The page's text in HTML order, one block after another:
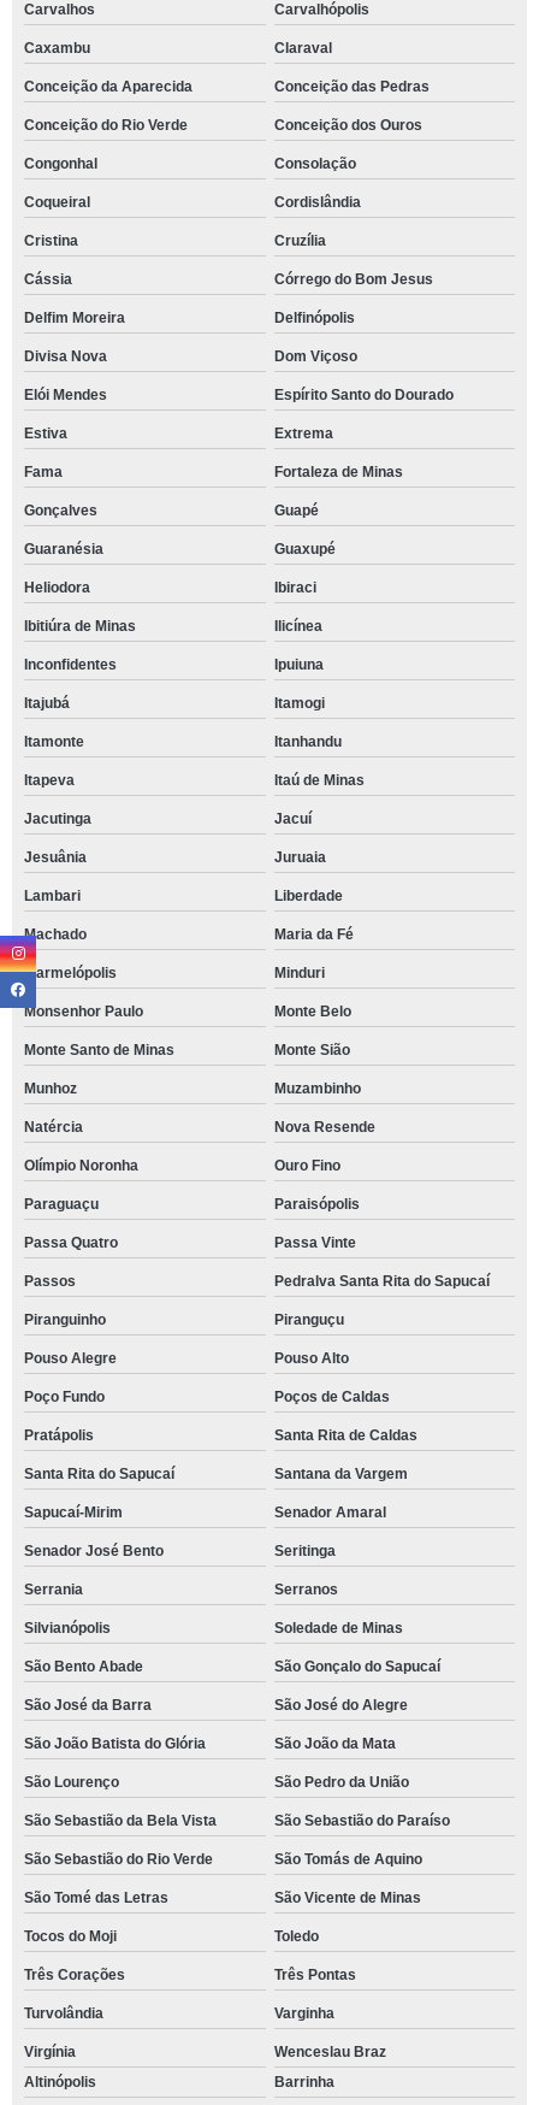
Carvalhos Carvalhópolis
Caxambu Claraval
Conceição da Aparecida Conceição das Pedras
Conceição do Rio Verde Conceição dos Ouros
Congonhal Consolação
Coqueiral Cordislândia
Cristina Cruzília
Cássia Córrego do Bom Jesus
Delfim Moreira Delfinópolis
Divisa Nova Dom Viçoso
Elói Mendes Espírito Santo do Dourado
Estiva Extrema
Fama Fortaleza de Minas
Gonçalves Guapé
Guaranésia Guaxupé
Heliodora Ibiraci
Ibitiúra de Minas Ilicínea
Inconfidentes Ipuiuna
Itajubá Itamogi
Itamonte Itanhandu
Itapeva Itaú de Minas
Jacutinga Jacuí
Jesuânia Juruaia
Lambari Liberdade
Machado Maria da Fé
Marmelópolis Minduri
Monsenhor Paulo Monte Belo
Monte Santo de Minas Monte Sião
Munhoz Muzambinho
Natércia Nova Resende
Olímpio Noronha Ouro Fino
Paraguaçu Paraisópolis
Passa Quatro Passa Vinte
Passos Pedralva Santa Rita do Sapucaí
Piranguinho Piranguçu
Pouso Alegre Pouso Alto
Poço Fundo Poços de Caldas
Pratápolis Santa Rita de Caldas
Santa Rita do Sapucaí Santana da Vargem
Sapucaí-Mirim Senador Amaral
Senador José Bento Seritinga
Serrania Serranos
Silvianópolis Soledade de Minas
São Bento Abade São Gonçalo do Sapucaí
São José da Barra São José do Alegre
São João Batista do Glória São João da Mata
São Lourenço São Pedro da União
São Sebastião da Bela Vista São Sebastião do Paraíso
São Sebastião do Rio Verde São Tomás de Aquino
São Tomé das Letras São Vicente de Minas
Tocos do Moji Toledo
Três Corações Três Pontas
Turvolândia Varginha
Virgínia
Wenceslau Braz
Altinópolis
Barrinha